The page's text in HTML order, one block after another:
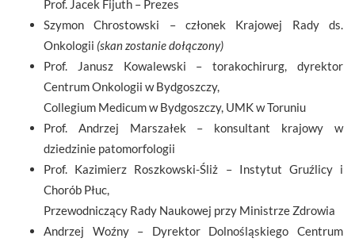
Prof. Jacek Fijuth – Prezes
Szymon Chrostowski – członek Krajowej Rady ds.
Onkologii (skan zostanie dołączony)
Prof. Janusz Kowalewski – torakochirurg, dyrektor
Centrum Onkologii w Bydgoszczy,
Collegium Medicum w Bydgoszczy, UMK w Toruniu
Prof. Andrzej Marszałek – konsultant krajowy w
dziedzinie patomorfologii
Prof. Kazimierz Roszkowski-Śliż – Instytut Gruźlicy i
Chorób Płuc,
Przewodniczący Rady Naukowej przy Ministrze Zdrowia
Andrzej Woźny – Dyrektor Dolnośląskiego Centrum